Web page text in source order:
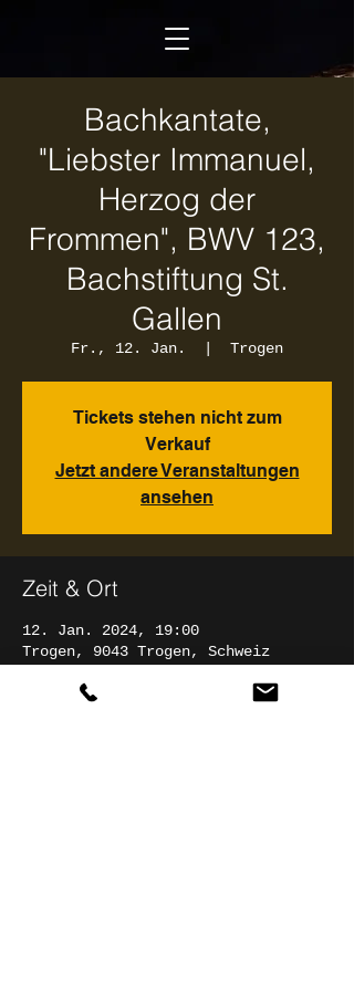
Bachkantate,
"Liebster Immanuel,
Herzog der
Frommen", BWV 123,
Bachstiftung St.
Gallen
Fr., 12. Jan. Trogen
Tickets stehen nicht zum
Verkauf
Jetzt andere Veranstaltungen
ansehen
Zeit & Ort
12. Jan. 2024, 19:00
Trogen, 9043 Trogen, Schweiz